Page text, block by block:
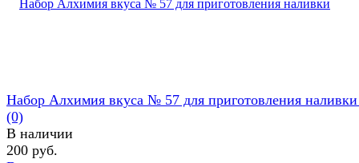
Набор Алхимия вкуса № 57 для приготовления
(0)
В наличии
200 руб.